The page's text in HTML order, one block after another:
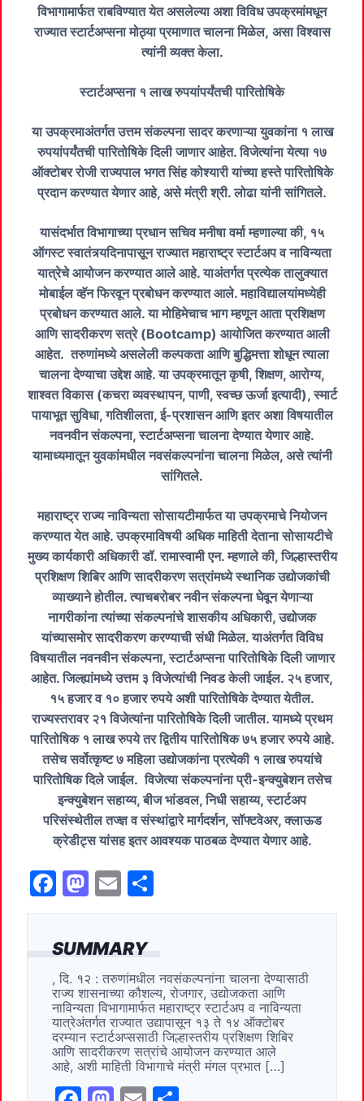
SUMMARY
, दि. १२ : तरुणांमधील नवसंकल्पनांना चालना देण्यासाठी
राज्य शासनाच्या कौशल्य, रोजगार, उद्योजकता आणि
नाविन्यता विभागामार्फत महाराष्ट्र स्टार्टअप व नाविन्यता
यात्रेअंतर्गत राज्यात उद्यापासून १३ ते १४ ऑक्टोबर
दरम्यान स्टार्टअप्ससाठी जिल्हास्तरीय प्रशिक्षण शिबिर
आणि सादरीकरण सत्रांचे आयोजन करण्यात आले
आहे, अशी माहिती विभागाचे मंत्री मंगल प्रभात […]
विभागामार्फत राबविण्यात येत असलेल्या अशा विविध उपक्रमांमधून
राज्यात स्टार्टअप्सना मोठ्या प्रमाणात चालना मिळेल, असा विश्वास
त्यांनी व्यक्त केला.
स्टार्टअप्सना १ लाख रुपयांपर्यंतची पारितोषिके
या उपक्रमाअंतर्गत उत्तम संकल्पना सादर करणाऱ्या युवकांना १ लाख
रुपयांपर्यंतची पारितोषिके दिली जाणार आहेत. विजेत्यांना येत्या १७
ऑक्टोबर रोजी राज्यपाल भगत सिंह कोश्यारी यांच्या हस्ते पारितोषिके
प्रदान करण्यात येणार आहे, असे मंत्री श्री. लोढा यांनी सांगितले.
यासंदर्भात विभागाच्या प्रधान सचिव मनीषा वर्मा म्हणाल्या की, १५
ऑगस्ट स्वातंत्र्यदिनापासून राज्यात महाराष्ट्र स्टार्टअप व नाविन्यता
यात्रेचे आयोजन करण्यात आले आहे. याअंतर्गत प्रत्येक तालुक्यात
मोबाईल व्हॅन फिरवून प्रबोधन करण्यात आले. महाविद्यालयांमध्येही
प्रबोधन करण्यात आले. या मोहिमेचाच भाग म्हणून आता प्रशिक्षण
आणि सादरीकरण सत्रे (Bootcamp) आयोजित करण्यात आली
आहेत. तरुणांमध्ये असलेली कल्पकता आणि बुद्धिमत्ता शोधून त्याला
चालना देण्याचा उद्देश आहे. या उपक्रमातून कृषी, शिक्षण, आरोग्य,
शाश्वत विकास (कचरा व्यवस्थापन, पाणी, स्वच्छ ऊर्जा इत्यादी), स्मार्ट
पायाभूत सुविधा, गतिशीलता, ई-प्रशासन आणि इतर अशा विषयातील
नवनवीन संकल्पना, स्टार्टअप्सना चालना देण्यात येणार आहे.
यामाध्यमातून युवकांमधील नवसंकल्पनांना चालना मिळेल, असे त्यांनी
सांगितले.
महाराष्ट्र राज्य नाविन्यता सोसायटीमार्फत या उपक्रमाचे नियोजन
करण्यात येत आहे. उपक्रमाविषयी अधिक माहिती देताना सोसायटीचे
मुख्य कार्यकारी अधिकारी डॉ. रामास्वामी एन. म्हणाले की, जिल्हास्तरीय
प्रशिक्षण शिबिर आणि सादरीकरण सत्रांमध्ये स्थानिक उद्योजकांची
व्याख्याने होतील. त्याचबरोबर नवीन संकल्पना घेवून येणाऱ्या
नागरीकांना त्यांच्या संकल्पनांचे शासकीय अधिकारी, उद्योजक
यांच्यासमोर सादरीकरण करण्याची संधी मिळेल. याअंतर्गत विविध
विषयातील नवनवीन संकल्पना, स्टार्टअप्सना पारितोषिके दिली जाणार
आहेत. जिल्ह्यांमध्ये उत्तम ३ विजेत्यांची निवड केली जाईल. २५ हजार,
१५ हजार व १० हजार रुपये अशी पारितोषिके देण्यात येतील.
राज्यस्तरावर २१ विजेत्यांना पारितोषिके दिली जातील. यामध्ये प्रथम
पारितोषिक १ लाख रुपये तर द्वितीय पारितोषिक ७५ हजार रुपये आहे.
तसेच सर्वोत्कृष्ट ७ महिला उद्योजकांना प्रत्येकी १ लाख रुपयांचे
पारितोषिक दिले जाईल. विजेत्या संकल्पनांना प्री-इन्क्युबेशन तसेच
इन्क्युबेशन सहाय्य, बीज भांडवल, निधी सहाय्य, स्टार्टअप
परिसंस्थेतील तज्ज्ञ व संस्थांद्वारे मार्गदर्शन, सॉफ्टवेअर, क्लाऊड
क्रेडीट्स यांसह इतर आवश्यक पाठबळ देण्यात येणार आहे.
F
a
c
e
b
o
o
k
M
a
st
o
d
o
n
E
m
ai
l
h